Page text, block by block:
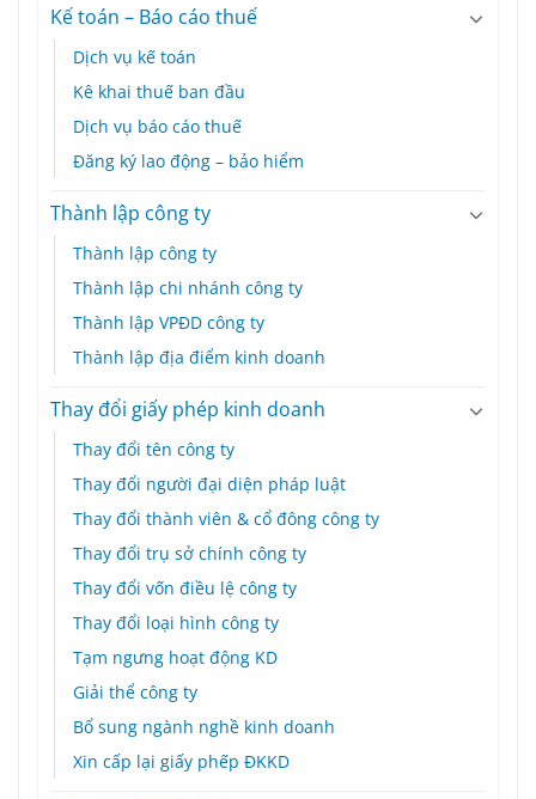
Kế toán – Báo cáo thuế
Dịch vụ kế toán
Kê khai thuế ban đầu
Dịch vụ báo cáo thuế
Đăng ký lao động – bảo hiểm
Thành lập công ty
Thành lập công ty
Thành lập chi nhánh công ty
Thành lập VPĐD công ty
Thành lập địa điểm kinh doanh
Thay đổi giấy phép kinh doanh
Thay đổi tên công ty
Thay đổi người đại diện pháp luật
Thay đổi thành viên & cổ đông công ty
Thay đổi trụ sở chính công ty
Thay đổi vốn điều lệ công ty
Thay đổi loại hình công ty
Tạm ngưng hoạt động KD
Giải thể công ty
Bổ sung ngành nghề kinh doanh
Xin cấp lại giấy phếp ĐKKD